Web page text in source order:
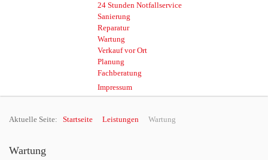
24 Stunden Notfallservice
Sanierung
Reparatur
Wartung
Verkauf vor Ort
Planung
Fachberatung
Impressum
Aktuelle Seite: Startseite Leistungen Wartung
Wartung